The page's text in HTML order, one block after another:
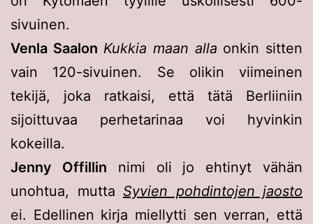
sivuinen.
Venla Saalon Kukkia maan alla onkin sitten
vain 120-sivuinen. Se olikin viimeinen
tekijä, joka ratkaisi, että tätä Berliiniin
sijoittuvaa perhetarinaa voi hyvinkin
kokeilla.
Jenny Offillin nimi oli jo ehtinyt vähän
unohtua, mutta Syvien pohdintojen jaosto
ei. Edellinen kirja miellytti sen verran, että